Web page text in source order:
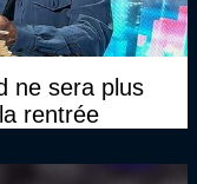
ne sera plus
rentrée